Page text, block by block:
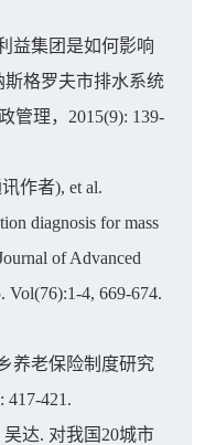
益集团是如何影响
格罗夫市排水系统
管理，2015(9): 139-
作者), et al.
diagnosis for mass
of Advanced
Vol(76):1-4, 669-674.
养老保险制度研究
421.
达. 对我国20城市